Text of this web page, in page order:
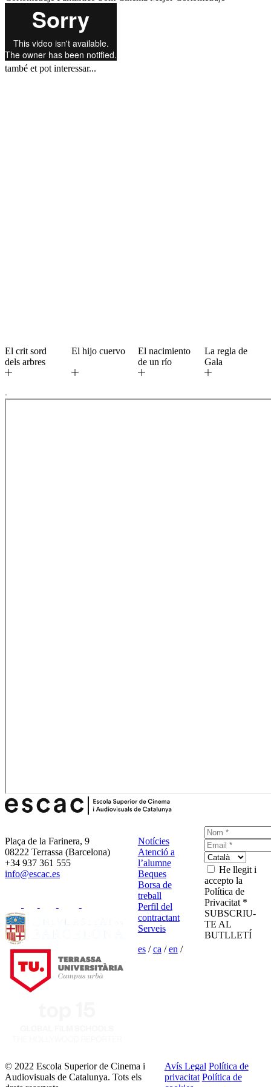
també et pot interessar...
El crit sord
dels arbres
El hijo cuervo
El nacimiento
de un río
La regla de
Gala
Plaça de la Farinera, 9
08222 Terrassa (Barcelona)
+34 937 361 555
info@escac.es
Notícies
Atenció a
l’alumne
Beques
Borsa de
treball
Perfil del
contractant
Serveis
es/ca /en /
He llegit i
accepto la
Política de
Privacitat *
SUBSCRIU-
TE AL
BUTLLETÍ
© 2022 Escola Superior de Cinema i
Audiovisuals de Catalunya. Tots els
Avís Legal Política de
privacitat Política de